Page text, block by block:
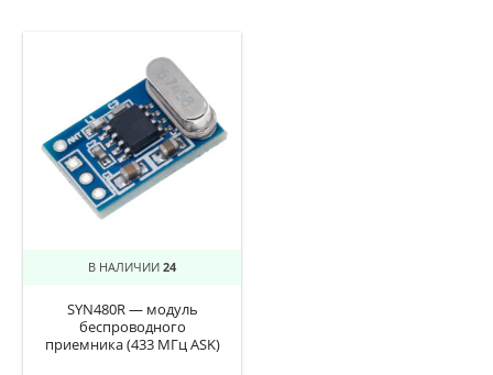
В НАЛИЧИИ 24
SYN480R — модуль
беспроводного
приемника (433 МГц ASK)